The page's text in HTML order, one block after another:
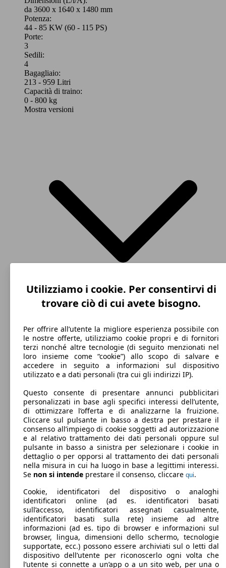
Model Version
da 3600 x 1640 x 1480 mm
Potenza:
44 - 85 KW (60 - 115 PS)
Porte:
3
Sedili:
4
Bagagliaio:
213 - 959 Litri
Capacità di traino:
0 - 800 kg
Mostra versioni
City car
Benzina
Model Version
Leistung
up! 3p 1.0 Beats up! 60cv my20
44 KW
(60 PS)
Ø
l/
Dal 2016Volkswagen up! 5p 2017
Dimensioni (L/l/A):
da 3600 x 1640 x 1480 mm
Potenza:
44 - 85 KW (60 - 115 PS)
5
Sedili:
4
Bagagliaio:
213 - 959 Litri
Capacità di traino:
0 - 800 kg
Mostra versioni
Utilizziamo i cookie. Per consentirvi di
trovare ciò di cui avete bisogno.
Per offrire all’utente la migliore esperienza possibile con
le nostre offerte, utilizziamo cookie propri e di fornitori
terzi nonché altre tecnologie (di seguito menzionati nel
loro insieme come “cookie”) allo scopo di salvare e
accedere in seguito a informazioni sul dispositivo
utilizzato e a dati personali (tra cui gli indirizzi IP).
Questo consente di presentare annunci pubblicitari
personalizzati in base agli specifici interessi dell’utente,
di ottimizzare l’offerta e di analizzarne la fruizione.
Cliccare sul pulsante in basso a destra per prestare il
consenso all’impiego di cookie soggetti ad autorizzazione
e al relativo trattamento dei dati personali oppure sul
pulsante in basso a sinistra per selezionare i cookie in
dettaglio o per opporsi al trattamento dei dati personali
nella misura in cui ha luogo in base a legittimi interessi.
Se non si intende prestare il consenso, cliccare qui.
Cookie, identificatori del dispositivo o analoghi
identificatori online (ad es. identificatori basati
sull’accesso, identificatori assegnati casualmente,
identificatori basati sulla rete) insieme ad altre
informazioni (ad es. tipo di browser e informazioni sul
browser, lingua, dimensioni dello schermo, tecnologie
supportate, ecc.) possono essere archiviati sul o letti dal
dispositivo dell’utente per riconoscerlo ogni volta che
l’utente si connette a un’app o a un sito web, per una o